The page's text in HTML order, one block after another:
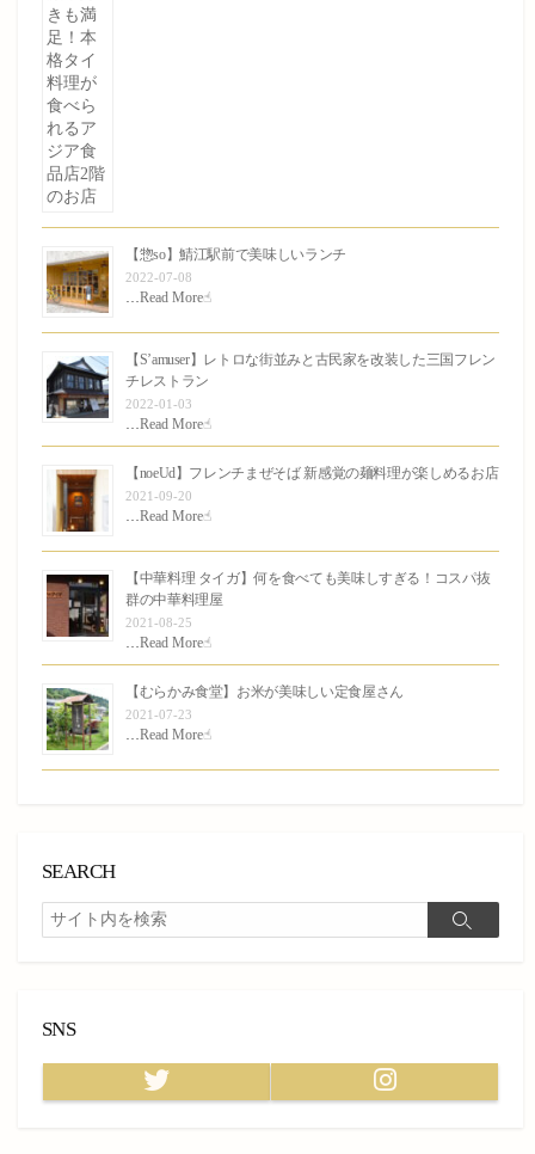
【惣so】鯖江駅前で美味しいランチ
2022-07-08
Read More☝︎
【S’amuser】レトロな街並みと古民家を改装した三国フレン
チレストラン
2022-01-03
Read More☝︎
【noeUd】フレンチまぜそば 新感覚の麺料理が楽しめるお店
2021-09-20
Read More☝︎
【中華料理 タイガ】何を食べても美味しすぎる！コスパ抜
群の中華料理屋
2021-08-25
Read More☝︎
【むらかみ食堂】お米が美味しい定食屋さん
2021-07-23
Read More☝︎
SEARCH
検
索
検
SNS
Twitter Instagram